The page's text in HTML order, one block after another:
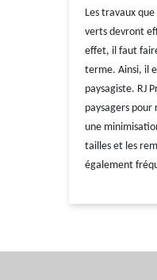
Les travaux
verts devront
effet, il faut
terme. Ainsi, il
paysagiste. RJ
paysagers
une
tailles et les
également